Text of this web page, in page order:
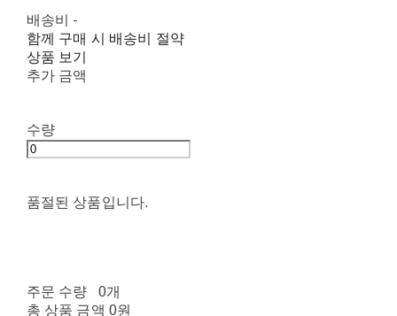
배송비 -
함께 구매 시 배송비 절약
상품 보기
추가 금액
수량
품절된 상품입니다.
주문 수량
0개
총 상품 금액 0원